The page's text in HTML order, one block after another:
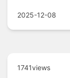
2025-12-08
1741views